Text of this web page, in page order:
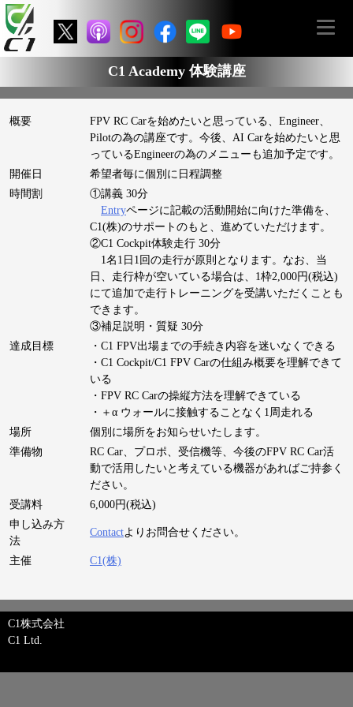
C1 Academy 体験講座
概要
FPV RC Carを始めたいと思っている、Engineer、
Pilotの為の講座です。今後、AI Carを始めたいと思
っているEngineerの為のメニューも追加予定です。
開催日
希望者毎に個別に日程調整
時間割
①講義 30分
Entryページに記載の活動開始に向けた準備を、
C1(株)のサポートのもと、進めていただけます。
②C1 Cockpit体験走行 30分
1名1日1回の走行が原則となります。なお、当
日、走行枠が空いている場合は、1枠2,000円(税込)
にて追加で走行トレーニングを受講いただくことも
できます。
③補足説明・質疑 30分
達成目標
・C1 FPV出場までの手続き内容を迷いなくできる
・C1 Cockpit/C1 FPV Carの仕組み概要を理解できて
いる
・FPV RC Carの操縦方法を理解できている
・＋α ウォールに接触することなく1周走れる
場所
個別に場所をお知らせいたします。
準備物
RC Car、プロポ、受信機等、今後のFPV RC Car活
動で活用したいと考えている機器があればご持参く
ださい。
受講料
6,000円(税込)
申し込み方
法
Contactよりお問合せください。
主催 C1(株)
C1株式会社
C1 Ltd.